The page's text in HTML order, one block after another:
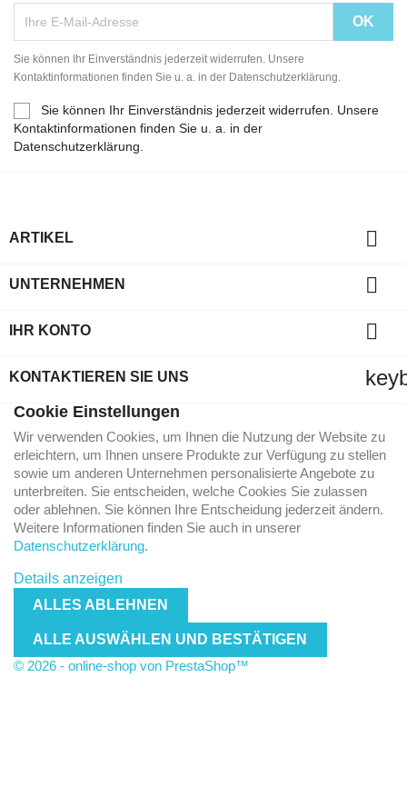
Sie können Ihr Einverständnis jederzeit widerrufen. Unsere
Kontaktinformationen finden Sie u. a. in der Datenschutzerklärung.
Sie können Ihr Einverständnis jederzeit widerrufen. Unsere
Kontaktinformationen finden Sie u. a. in der
Datenschutzerklärung.
ARTIKEL 
UNTERNEHMEN 
IHR KONTO 
KONTAKTIEREN SIE UNS
Cookie Einstellungen
Wir verwenden Cookies, um Ihnen die Nutzung der Website zu
erleichtern, um Ihnen unsere Produkte zur Verfügung zu stellen
sowie um anderen Unternehmen personalisierte Angebote zu
unterbreiten. Sie entscheiden, welche Cookies Sie zulassen
oder ablehnen. Sie können Ihre Entscheidung jederzeit ändern.
Weitere Informationen finden Sie auch in unserer
Datenschutzerklärung.
Details anzeigen
ALLES ABLEHNEN
ALLE AUSWÄHLEN UND BESTÄTIGEN
© 2026 - online-shop von PrestaShop™